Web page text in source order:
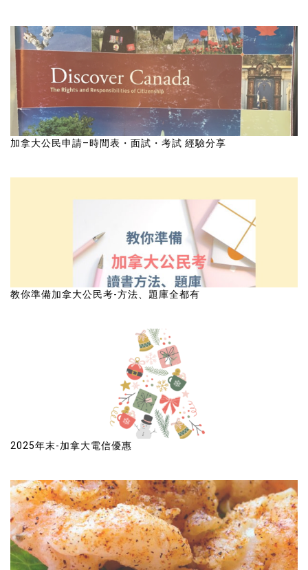
加拿大公民申請–時間表・面試・考試 經驗分享
教你準備加拿大公民考-方法、題庫全都有
2025年末-加拿大電信優惠